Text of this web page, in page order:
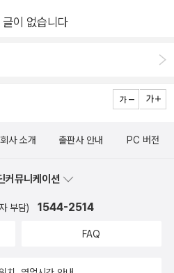
이 없습니다
회사 소개 출판사 안내 PC 버전
커뮤니케이션
부담) 1544-2514
FAQ